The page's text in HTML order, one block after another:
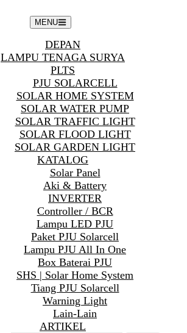
MENU
DEPAN
LAMPU TENAGA SURYA
PLTS
PJU SOLARCELL
SOLAR HOME SYSTEM
SOLAR WATER PUMP
SOLAR TRAFFIC LIGHT
SOLAR FLOOD LIGHT
SOLAR GARDEN LIGHT
KATALOG
Solar Panel
Aki & Battery
INVERTER
Controller / BCR
Lampu LED PJU
Paket PJU Solarcell
Lampu PJU All In One
Box Baterai PJU
SHS | Solar Home System
Tiang PJU Solarcell
Warning Light
Lain-Lain
ARTIKEL